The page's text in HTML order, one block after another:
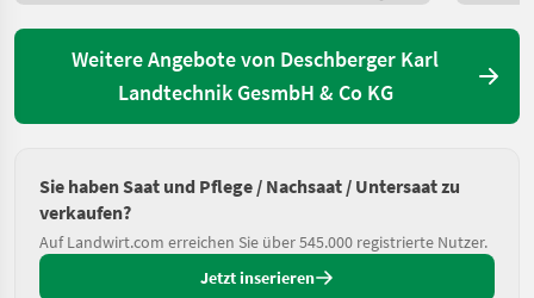
Weitere Angebote von Deschberger Karl
Landtechnik GesmbH & Co KG
Sie haben Saat und Pflege / Nachsaat / Untersaat zu
verkaufen?
Auf Landwirt.com erreichen Sie über 545.000 registrierte Nutzer.
Jetzt inserieren